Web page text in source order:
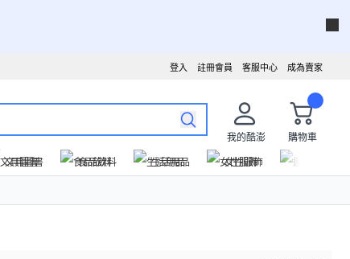
成為賣家
客服中心
註冊會員
登入
我的酷澎
購物車
文具圖書 食品飲料 生活用品 女性服飾